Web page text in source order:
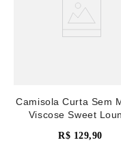
Camisola Curta Sem
Viscose Sweet
R$ 129,90